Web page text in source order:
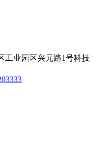
工业园区兴元路1号科技